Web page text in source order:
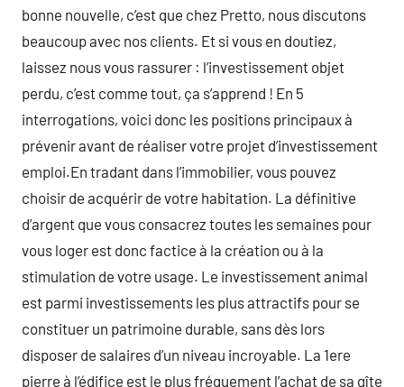
bonne nouvelle, c’est que chez Pretto, nous discutons
beaucoup avec nos clients. Et si vous en doutiez,
laissez nous vous rassurer : l’investissement objet
perdu, c’est comme tout, ça s’apprend ! En 5
interrogations, voici donc les positions principaux à
prévenir avant de réaliser votre projet d’investissement
emploi.En tradant dans l’immobilier, vous pouvez
choisir de acquérir de votre habitation. La définitive
d’argent que vous consacrez toutes les semaines pour
vous loger est donc factice à la création ou à la
stimulation de votre usage. Le investissement animal
est parmi investissements les plus attractifs pour se
constituer un patrimoine durable, sans dès lors
disposer de salaires d’un niveau incroyable. La 1ere
pierre à l’édifice est le plus fréquement l’achat de sa gîte